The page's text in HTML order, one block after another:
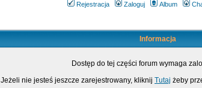
Rejestracja
Zaloguj Album
Informacja
Dostęp do tej części forum wymaga
Jeżeli nie jesteś jeszcze zarejestrowany, kliknij Tutaj żeby